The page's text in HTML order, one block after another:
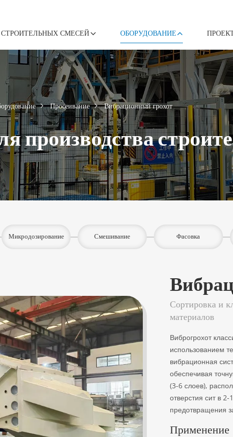
СМЕСЕЙ ОБОРУДОВАНИЕ
Просеивание Вибрационный грохот
производства
Микродозирование Смешивание Фасовка
Сортировка и
материалов
Виброгрохот
использованием
вибрационная
обеспечивая
(3-6 слоев),
отверстия сит в
предотвращения
Применение